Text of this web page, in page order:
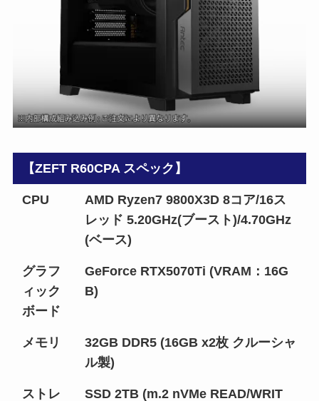
【ZEFT R60CPA スペック】
CPU
AMD Ryzen7 9800X3D 8コア/16ス
レッド 5.20GHz(ブースト)/4.70GHz
(ベース)
グラフ
ィック
ボード
GeForce RTX5070Ti (VRAM：16G
B)
メモリ
32GB DDR5 (16GB x2枚 クルーシャ
ル製)
ストレ SSD 2TB (m.2 nVMe READ/WRIT